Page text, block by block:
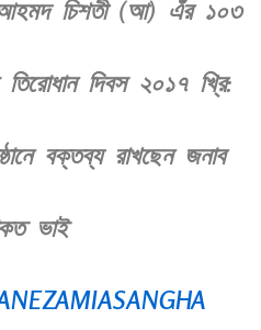
আহমদ চিশতী (আ) এঁর ১০৩
দিবস ২০১৭ খ্রি:
বক্তব্য রাখছেন জনাব
ভাই